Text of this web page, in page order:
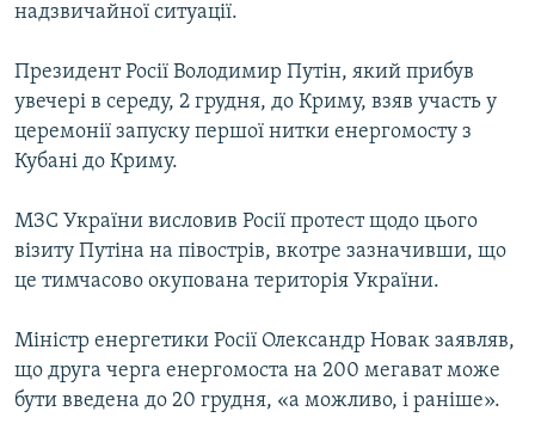
надзвичайної ситуації.
Президент Росії Володимир Путін, який прибув
увечері в середу, 2 грудня, до Криму, взяв участь у
церемонії запуску першої нитки енергомосту з
Кубані до Криму.
МЗС України висловив Росії протест щодо цього
візиту Путіна на півострів, вкотре зазначивши, що
це тимчасово окупована територія України.
Міністр енергетики Росії Олександр Новак заявляв,
що друга черга енергомоста на 200 мегават може
бути введена до 20 грудня, «а можливо, і раніше».